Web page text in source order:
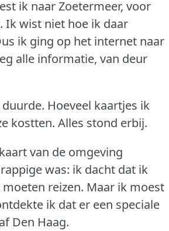
ik naar Zoetermeer, voor
Ik wist niet hoe ik daar
ik ging op het internet naar
alle informatie, van deur
Hoeveel kaartjes ik
kostten. Alles stond erbij.
van de omgeving
was: ik dacht dat ik
reizen. Maar ik moest
ik dat er een speciale
Den Haag.